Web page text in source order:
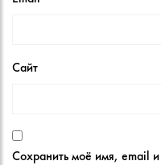
Сайт
Сохранить моё имя, email